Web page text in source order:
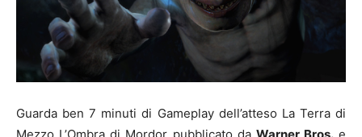
Guarda ben 7 minuti di Gameplay dell’atteso La Terra di
Mezzo L’Ombra di Mordor pubblicato da Warner Bros.e